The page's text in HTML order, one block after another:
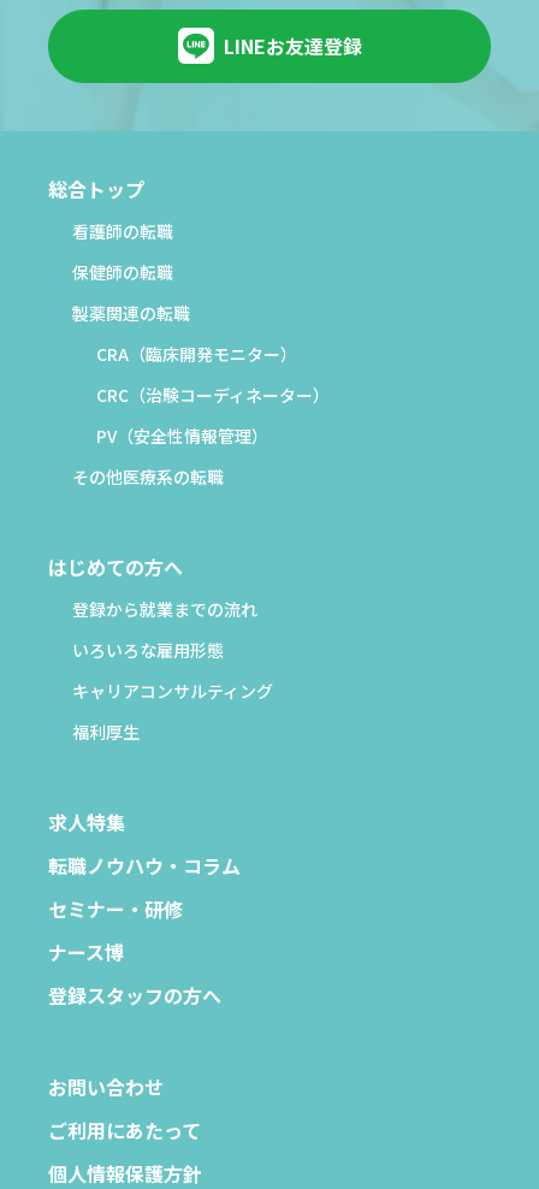
LINEお友達登録
総合トップ
看護師の転職
保健師の転職
製薬関連の転職
CRA（臨床開発モニター）
CRC（治験コーディネーター）
PV（安全性情報管理）
その他医療系の転職
はじめての方へ
登録から就業までの流れ
いろいろな雇用形態
キャリアコンサルティング
福利厚生
求人特集
転職ノウハウ・コラム
セミナー・研修
ナース博
登録スタッフの方へ
お問い合わせ
ご利用にあたって
個人情報保護方針